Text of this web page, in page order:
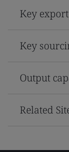
Key
Key
Output
Related